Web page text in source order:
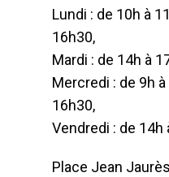
Lundi : de 10h à
16h30,
Mardi : de 14h à
Mercredi : de 9h
16h30,
Vendredi : de 14h
Place Jean